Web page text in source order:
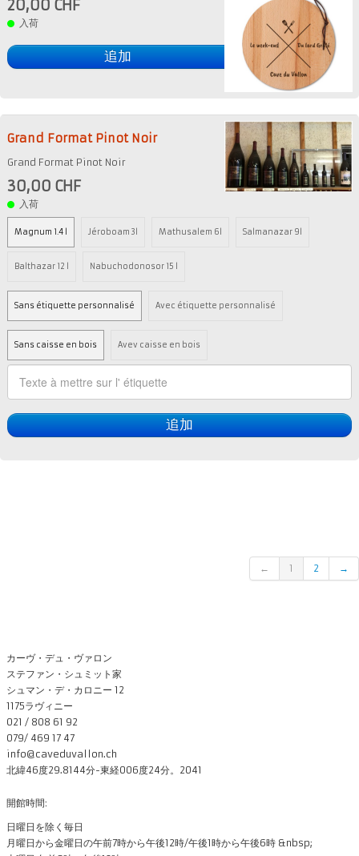
20,00 CHF
入荷
追加
Grand Format Pinot Noir
Grand Format Pinot Noir
30,00 CHF
入荷
Magnum 1.4 l Jéroboam 3l Mathusalem 6l Salmanazar 9l
Balthazar 12 l Nabuchodonosor 15 l
Sans étiquette personnalisé Avec étiquette personnalisé
Sans caisse en bois Avev caisse en bois
追加
← 1 2 →
カーヴ・デュ・ヴァロン
ステファン・シュミット家
シュマン・デ・カロニー 12
1175ラヴィニー
021 / 808 61 92
079/ 469 17 47
info@caveduvallon.ch
北緯46度29.8144分-東経006度24分。2041
開館時間:
日曜日を除く毎日
月曜日から金曜日の午前7時から午後12時/午後1時から午後6時 &nbsp;